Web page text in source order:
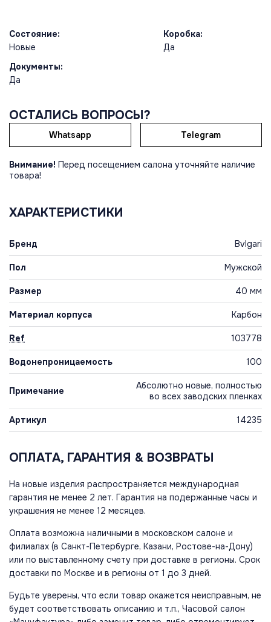
Состояние:
Новые
Коробка:
Да
Документы:
Да
ОСТАЛИСЬ ВОПРОСЫ?
Whatsapp Telegram
Внимание! Перед посещением салона уточняйте наличие
товара!
ХАРАКТЕРИСТИКИ
Бренд Bvlgari
Пол Мужской
Размер 40 мм
Материал корпуса Карбон
Ref 103778
Водонепроницаемость 100
Примечание
Абсолютно новые, полностью
во всех заводских пленках
Артикул 14235
ОПЛАТА, ГАРАНТИЯ & ВОЗВРАТЫ
На новые изделия распространяется международная
гарантия не менее 2 лет. Гарантия на подержанные часы и
украшения не менее 12 месяцев.
Оплата возможна наличными в московском салоне и
филиалах (в Санкт-Петербурге, Казани, Ростове-на-Дону)
или по выставленному счету при доставке в регионы. Срок
доставки по Москве и в регионы от 1 до 3 дней.
Будьте уверены, что если товар окажется неисправным, не
будет соответствовать описанию и т.п., Часовой салон